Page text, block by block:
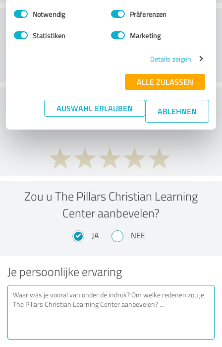
Impressum Datenschutzbestimmungen
Einwilligungsauswahl
Notwendig Präferenzen
Statistiken Marketing
Details zeigen
ALLE ZULASSEN
AUSWAHL ERLAUBEN ABLEHNEN
Klantenservice
Wat vind je van de prijs-
prestatieverhouding?
Zou u The Pillars Christian Learning
Center aanbevelen?
JA NEE
Je persoonlijke ervaring